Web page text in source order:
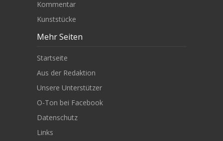
Kommentar
Kunststücke
Mehr Seiten
Startseite
Aus der Redaktion
Unsere Unterstützer
O-Ton bei Facebook
Datenschutz
Links